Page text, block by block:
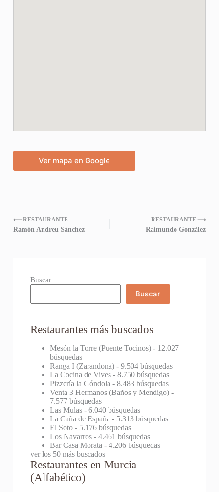
Ver mapa en Google
⟵ RESTAURANTE
Ramón Andreu Sánchez
RESTAURANTE ⟶
Raimundo González
Buscar
Buscar
Restaurantes más buscados
Mesón la Torre (Puente Tocinos)- 12.027
búsquedas
Ranga I (Zarandona)- 9.504 búsquedas
La Cocina de Vives- 8.750 búsquedas
Pizzería la Góndola - 8.483 búsquedas
Venta 3 Hermanos (Baños y Mendigo)-
7.577 búsquedas
Las Mulas- 6.040 búsquedas
La Caña de España - 5.313 búsquedas
El Soto- 5.176 búsquedas
Los Navarros- 4.461 búsquedas
Bar Casa Morata - 4.206 búsquedas
ver los 50 más buscados
Restaurantes en Murcia
(Alfabético)